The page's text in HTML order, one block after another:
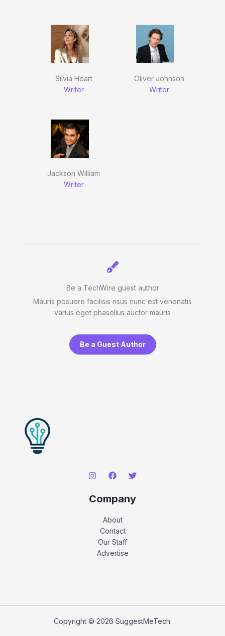
Silvia Heart
Writer
Jackson William
Writer
Oliver Johnson
Writer
Be a TechWire guest author
Mauris posuere facilisis risus nunc est venenatis
varius eget phasellus auctor mauris
Be a Guest Author
Company
About
Contact
Our Staff
Advertise
Copyright © 2026 SuggestMeTech.